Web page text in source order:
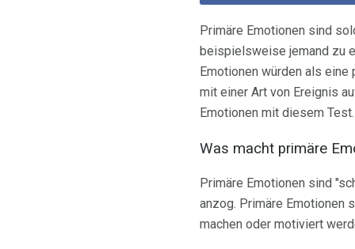
Primäre Emotionen sind
beispielsweise jemand zu
Emotionen würden als eine
mit einer Art von Ereignis
Emotionen mit diesem Test.
Was macht primäre
Primäre Emotionen sind
anzog. Primäre Emotionen
machen oder motiviert